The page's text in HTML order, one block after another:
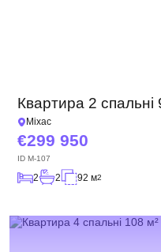
Квартира 2 спальні
Міхас
299 950
ID M-107
2 2 92 м2